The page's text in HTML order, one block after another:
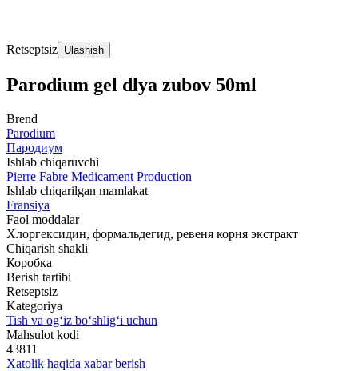
Retseptsiz Ulashish
Parodium gel dlya zubov 50ml
Brend
Parodium
Пародиум
Ishlab chiqaruvchi
Pierre Fabre Medicament Production
Ishlab chiqarilgan mamlakat
Fransiya
Faol moddalar
Хлоргексидин, формальдегид, ревеня корня экстракт
Chiqarish shakli
Коробка
Berish tartibi
Retseptsiz
Kategoriya
Tish va og‘iz bo‘shlig‘i uchun
Mahsulot kodi
43811
Xatolik haqida xabar berish